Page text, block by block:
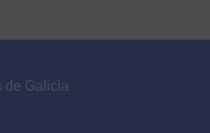
de Galicia